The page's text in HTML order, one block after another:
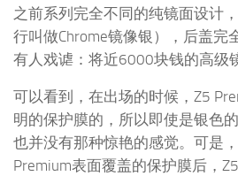
之前系列完全不同的纯镜面设计
行叫做Chrome镜像银），后盖完
有人戏谑：将近6000块钱的高级
可以看到，在出场的时候，Z5
明的保护膜的，所以即使是银色
也并没有那种惊艳的感觉。可是
Premium表面覆盖的保护膜后，